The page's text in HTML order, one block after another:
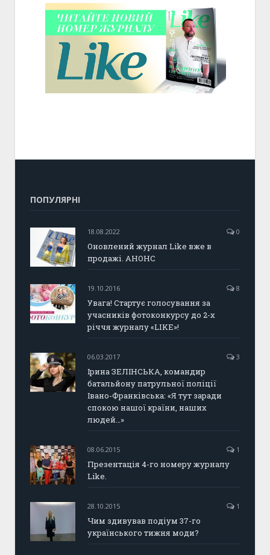
ПОПУЛЯРНІ
18.08.2022 0
Оновлений журнал Like вже в
продажі. АНОНС
19.10.2016 8
Увага! Стартує голосування за
учасників фотоконкурсу до 2-х
річчя журналу «LIKE»!
06.03.2017 3
Ірина ЗЕЛІНСЬКА, командир
батальйону патрульної поліції
Івано-Франківська: «Я тут заради
спокою нашої країни, наших
людей…»
08.06.2015 1
Презентація 4-го номеру журналу
Like.
28.10.2015 1
Чим здивував подіум 37-го
українського тижня моди?